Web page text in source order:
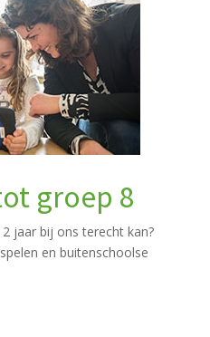
groep 8
jaar bij ons terecht kan?
en buitenschoolse